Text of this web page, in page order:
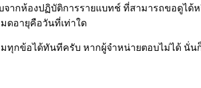
จากห้องปฏิบัติการรายแบทช์ ที่สามารถขอดูได้
ดอายุคือวันที่เท่าใด
กข้อได้ทันทีครับ หากผู้จำหน่ายตอบไม่ได้ นั่น